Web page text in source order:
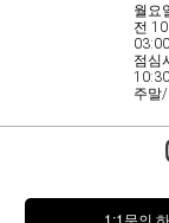
월요
전
03:00
점심
주말
1:1문의